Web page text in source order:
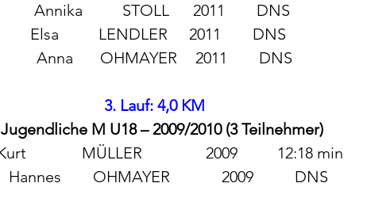
Annika          STOLL 	2011  	DNS
Elsa          LENDLER	2011	DNS
		Anna	OHMAYER	2011	DNS
3. Lauf: 4,0 KM
Jugendliche M U18 – 2009/2010 (3 Teilnehmer)
MÜLLER                2009          12:18 min
		Hannes        OHMAYER             2009 		DNS